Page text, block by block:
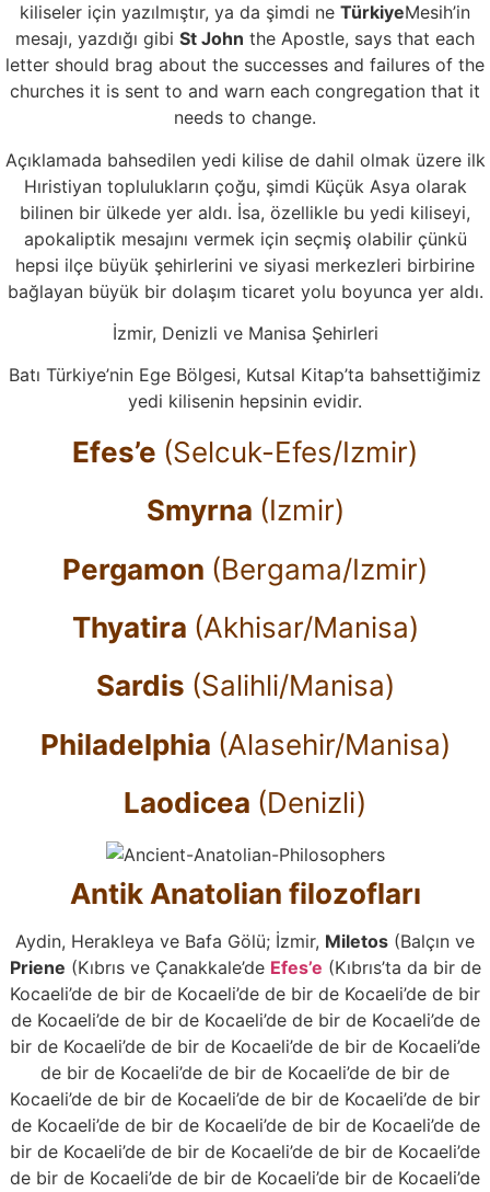
kiliseler için yazılmıştır, ya da şimdi ne TürkiyeMesih’in
mesajı, yazdığı gibi St John the Apostle, says that each
letter should brag about the successes and failures of the
churches it is sent to and warn each congregation that it
needs to change.
Açıklamada bahsedilen yedi kilise de dahil olmak üzere ilk
Hıristiyan toplulukların çoğu, şimdi Küçük Asya olarak
bilinen bir ülkede yer aldı. İsa, özellikle bu yedi kiliseyi,
apokaliptik mesajını vermek için seçmiş olabilir çünkü
hepsi ilçe büyük şehirlerini ve siyasi merkezleri birbirine
bağlayan büyük bir dolaşım ticaret yolu boyunca yer aldı.
İzmir, Denizli ve Manisa Şehirleri
Batı Türkiye’nin Ege Bölgesi, Kutsal Kitap’ta bahsettiğimiz
yedi kilisenin hepsinin evidir.
Efes’e (Selcuk-Efes/Izmir)
Smyrna (Izmir)
Pergamon (Bergama/Izmir)
Thyatira (Akhisar/Manisa)
Sardis (Salihli/Manisa)
Philadelphia (Alasehir/Manisa)
Laodicea (Denizli)
Antik Anatolian filozofları
Aydin, Herakleya ve Bafa Gölü; İzmir, Miletos (Balçın ve
Priene (Kıbrıs ve Çanakkale’de Efes’e (Kıbrıs’ta da bir de
Kocaeli’de de bir de Kocaeli’de de bir de Kocaeli’de de bir
de Kocaeli’de de bir de Kocaeli’de de bir de Kocaeli’de de
bir de Kocaeli’de de bir de Kocaeli’de de bir de Kocaeli’de
de bir de Kocaeli’de de bir de Kocaeli’de de bir de
Kocaeli’de de bir de Kocaeli’de de bir de Kocaeli’de de bir
de Kocaeli’de de bir de Kocaeli’de de bir de Kocaeli’de de
bir de Kocaeli’de de bir de Kocaeli’de de bir de Kocaeli’de
de bir de Kocaeli’de de bir de Kocaeli’de bir de Kocaeli’de